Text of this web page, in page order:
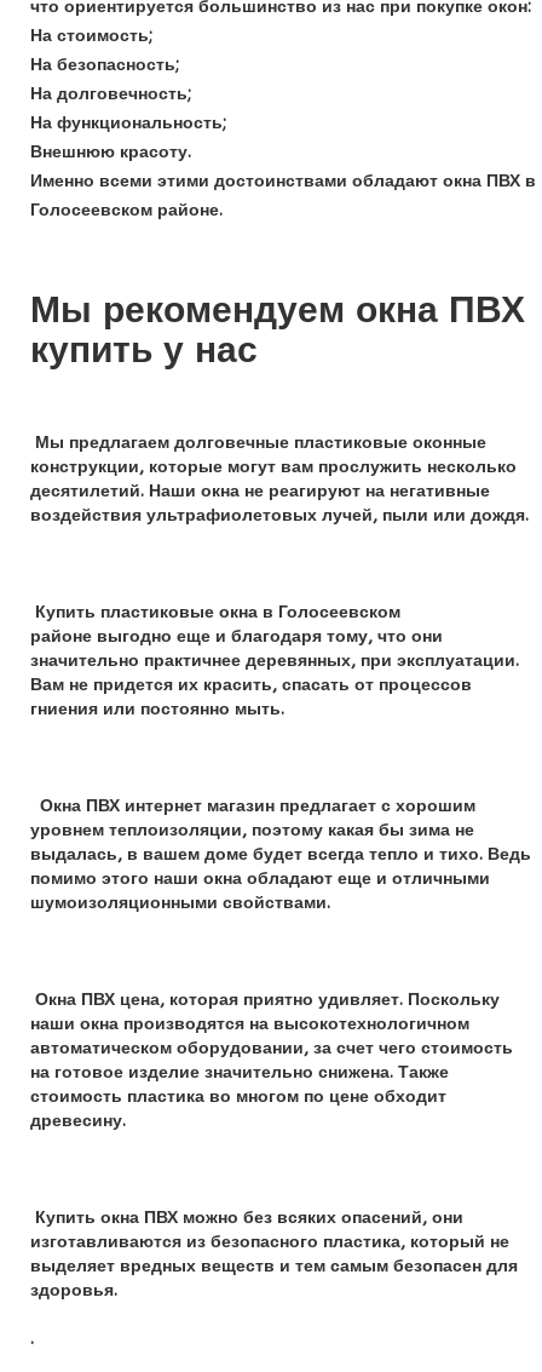
что ориентируется большинство из нас при покупке окон:
На стоимость;
На безопасность;
На долговечность;
На функциональность;
Внешнюю красоту.
Именно всеми этими достоинствами обладают окна ПВХ в
Голосеевском районе.
Мы рекомендуем окна ПВХ
купить у нас
Мы предлагаем долговечные пластиковые оконные
конструкции, которые могут вам прослужить несколько
десятилетий. Наши окна не реагируют на негативные
воздействия ультрафиолетовых лучей, пыли или дождя.
Купить пластиковые окна в Голосеевском
районе выгодно еще и благодаря тому, что они
значительно практичнее деревянных, при эксплуатации.
Вам не придется их красить, спасать от процессов
гниения или постоянно мыть.
Окна ПВХ интернет магазин предлагает с хорошим
уровнем теплоизоляции, поэтому какая бы зима не
выдалась, в вашем доме будет всегда тепло и тихо. Ведь
помимо этого наши окна обладают еще и отличными
шумоизоляционными свойствами.
Окна ПВХ цена, которая приятно удивляет. Поскольку
наши окна производятся на высокотехнологичном
автоматическом оборудовании, за счет чего стоимость
на готовое изделие значительно снижена. Также
стоимость пластика во многом по цене обходит
древесину.
Купить окна ПВХ можно без всяких опасений, они
изготавливаются из безопасного пластика, который не
выделяет вредных веществ и тем самым безопасен для
здоровья.
.